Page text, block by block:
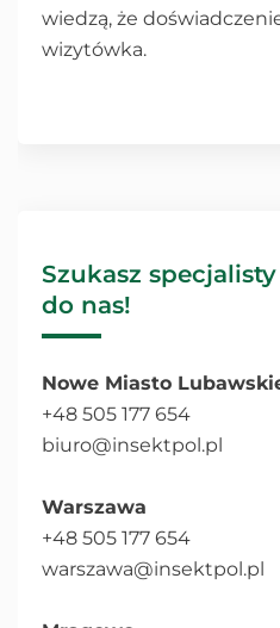
wiedzą, że
wizytówka.
Szukasz
do nas!
Nowe Miasto
+48 505 177 654
biuro@insektpol.pl
Warszawa
+48 505 177 654
warszawa@insektpol.pl